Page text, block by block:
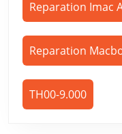
Reparation Imac
Reparation
TH00-9.000